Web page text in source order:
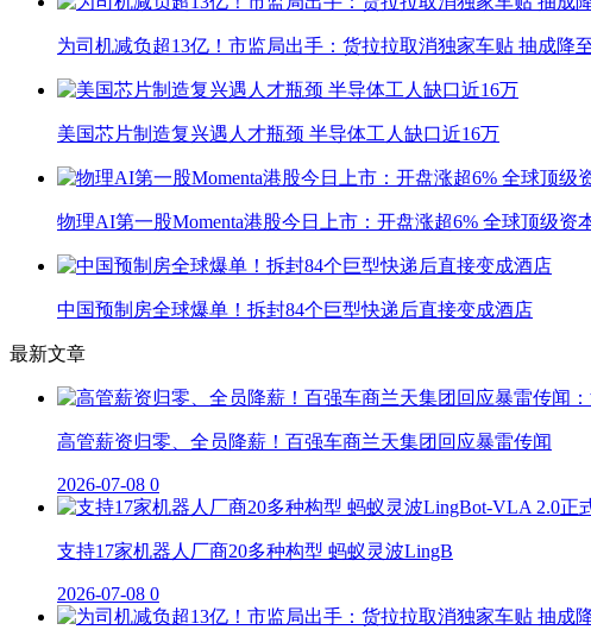
为司机减负超13亿！市监局出手：货拉拉取消独家车贴 抽成降
美国芯片制造复兴遇人才瓶颈 半导体工人缺口近16万
物理AI第一股Momenta港股今日上市：开盘涨超6% 全球顶级资
中国预制房全球爆单！拆封84个巨型快递后直接变成酒店
最新文章
高管薪资归零、全员降薪！百强车商兰天集团回应暴雷传闻
2026-07-08 0
支持17家机器人厂商20多种构型 蚂蚁灵波LingB
2026-07-08 0